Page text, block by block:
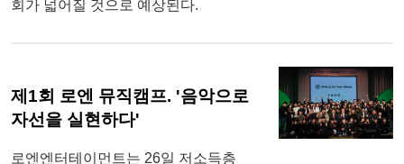
회가 넓어질 것으로 예상된다.
제1회 로엔 뮤직캠프. '음악으로
자선을 실현하다'
로엔엔터테이먼트는 26일 저소득층